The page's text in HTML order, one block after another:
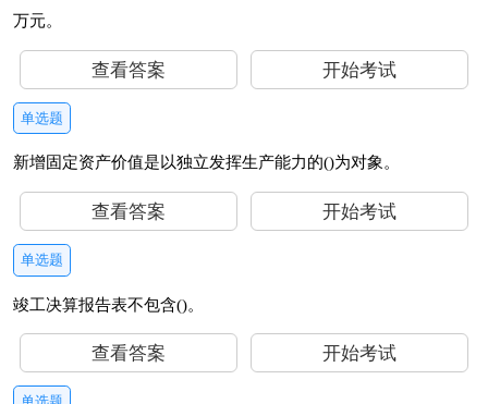
万元。
查看答案 开始考试
单选题
新增固定资产价值是以独立发挥生产能力的()为对象。
查看答案 开始考试
单选题
竣工决算报告表不包含()。
查看答案 开始考试